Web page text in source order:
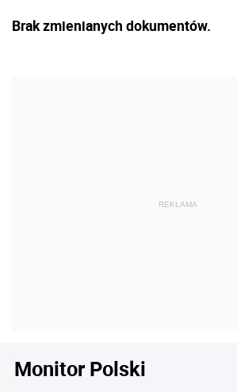
Brak zmienianych dokumentów.
Monitor Polski